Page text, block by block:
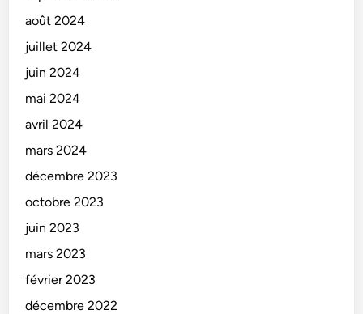
août 2024
juillet 2024
juin 2024
mai 2024
avril 2024
mars 2024
décembre 2023
octobre 2023
juin 2023
mars 2023
février 2023
décembre 2022